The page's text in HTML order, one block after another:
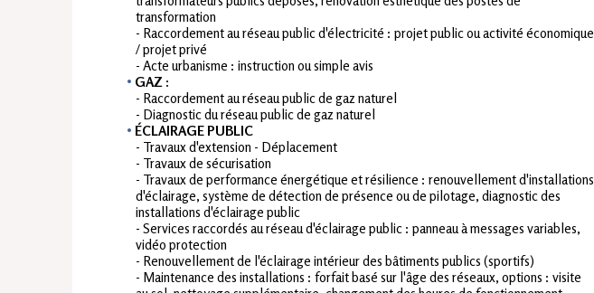
transformation
- Raccordement au réseau public d'électricité : projet public ou activité économique
/ projet privé
- Acte urbanisme : instruction ou simple avis
GAZ :
- Raccordement au réseau public de gaz naturel
- Diagnostic du réseau public de gaz naturel
ÉCLAIRAGE PUBLIC
- Travaux d'extension - Déplacement
- Travaux de sécurisation
- Travaux de performance énergétique et résilience : renouvellement d'installations
d'éclairage, système de détection de présence ou de pilotage, diagnostic des
installations d'éclairage public
- Services raccordés au réseau d'éclairage public : panneau à messages variables,
vidéo protection
- Renouvellement de l'éclairage intérieur des bâtiments publics (sportifs)
- Maintenance des installations : forfait basé sur l'âge des réseaux, options : visite